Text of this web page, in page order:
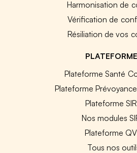
Harmonisation de
Vérification de
Résiliation de vos
Plateforme Santé
Plateforme
Plateforme
Nos modules
Plateforme
Tous nos